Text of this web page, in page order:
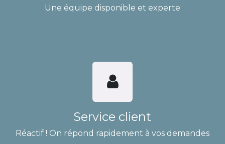
Une équipe disponible et experte
Service client
Réactif ! On répond rapidement à vos demandes